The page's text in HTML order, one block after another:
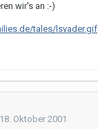
wir's an :-)
tales/lsvader.gif
18. Oktober 2001